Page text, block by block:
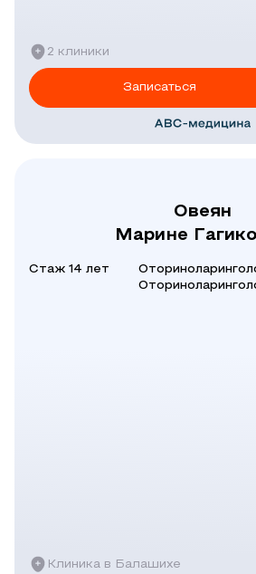
2 клиники
Записаться
Овеян
Марине
Стаж 14 лет
Клиника в Балашихе